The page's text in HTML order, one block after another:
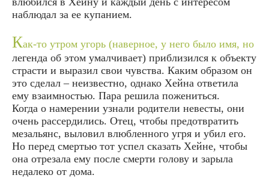
наблюдал за ее купанием.
Как-то утром угорь (наверное, у него было имя, но
легенда об этом умалчивает) приблизился к объекту
страсти и выразил свои чувства. Каким образом он
это сделал – неизвестно, однако Хейна ответила
ему взаимностью. Пара решила пожениться.
Когда о намерении узнали родители невесты, они
очень рассердились. Отец, чтобы предотвратить
мезальянс, выловил влюбленного угря и убил его.
Но перед смертью тот успел сказать Хейне, чтобы
она отрезала ему после смерти голову и зарыла
недалеко от дома.